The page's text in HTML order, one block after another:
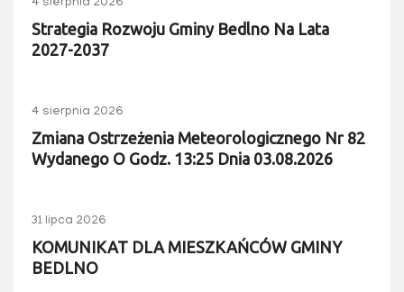
4 sierpnia 2026
Strategia Rozwoju Gminy Bedlno Na Lata
2027-2037
4 sierpnia 2026
Zmiana Ostrzeżenia Meteorologicznego Nr 82
Wydanego O Godz. 13:25 Dnia 03.08.2026
31 lipca 2026
KOMUNIKAT DLA MIESZKAŃCÓW GMINY
BEDLNO